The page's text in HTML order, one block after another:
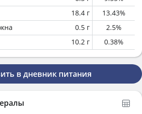
18.4 г 13.43%
0.5 г 2.5%
10.2 г 0.38%
в дневник питания